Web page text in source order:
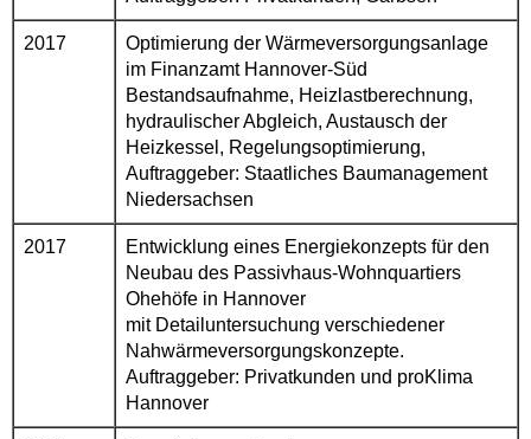
2017
Optimierung der Wärmeversorgungsanlage
im Finanzamt Hannover-Süd
Bestandsaufnahme, Heizlastberechnung,
hydraulischer Abgleich, Austausch der
Heizkessel, Regelungsoptimierung,
Auftraggeber: Staatliches Baumanagement
Niedersachsen
2017
Entwicklung eines Energiekonzepts für den
Neubau des Passivhaus-Wohnquartiers
Ohehöfe in Hannover
mit Detailuntersuchung verschiedener
Nahwärmeversorgungskonzepte.
Auftraggeber: Privatkunden und proKlima
Hannover